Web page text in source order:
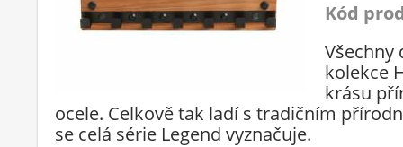
Kód
Všechny
kolekce
krásu
ocele. Celkově tak ladí s tradičním
se celá série Legend vyznačuje.